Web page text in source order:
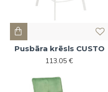
Pusbāra krēsls CUSTO
113.05 €